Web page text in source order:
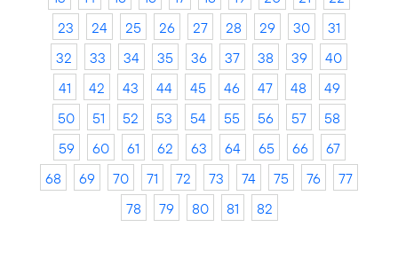
23
24 25 26 27 28 29 30
31
32
33 34 35 36 37 38 39
40
41
42 43 44 45 46 47 48
49
50
51 52 53 54 55 56 57
58
59
60 61 62 63 64 65 66
67
68
69 70 71 72 73 74 75 76
77
78
79 80 81 82